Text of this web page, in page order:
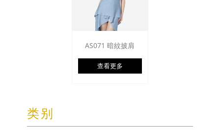
AS071 暗紋披肩
查看更多
类别